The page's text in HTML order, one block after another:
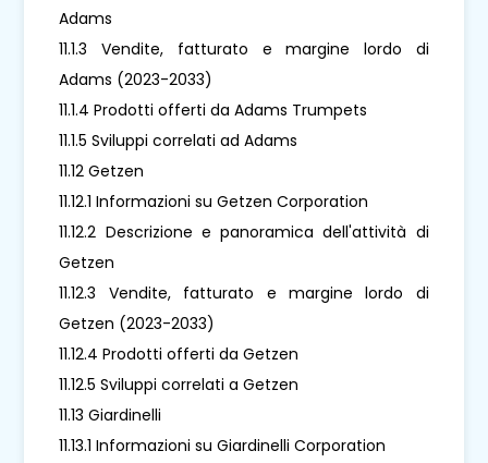
Adams
11.1.3 Vendite, fatturato e margine lordo di
Adams (2023-2033)
11.1.4 Prodotti offerti da Adams Trumpets
11.1.5 Sviluppi correlati ad Adams
11.12 Getzen
11.12.1 Informazioni su Getzen Corporation
11.12.2 Descrizione e panoramica dell'attività di
Getzen
11.12.3 Vendite, fatturato e margine lordo di
Getzen (2023-2033)
11.12.4 Prodotti offerti da Getzen
11.12.5 Sviluppi correlati a Getzen
11.13 Giardinelli
11.13.1 Informazioni su Giardinelli Corporation